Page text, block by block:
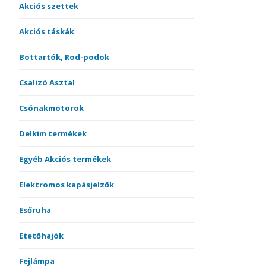
Akciós szettek
Akciós táskák
Bottartók, Rod-podok
Csalizó Asztal
Csónakmotorok
Delkim termékek
Egyéb Akciós termékek
Elektromos kapásjelzők
Esőruha
Etetőhajók
Fejlámpa